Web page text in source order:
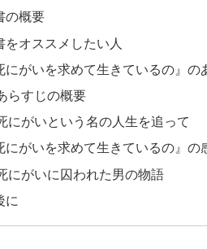
の概要
をオススメしたい人
にがいを求めて生きているの』の
らすじの概要
にがいという名の人生を追って
にがいを求めて生きているの』の
にがいに囚われた男の物語
に